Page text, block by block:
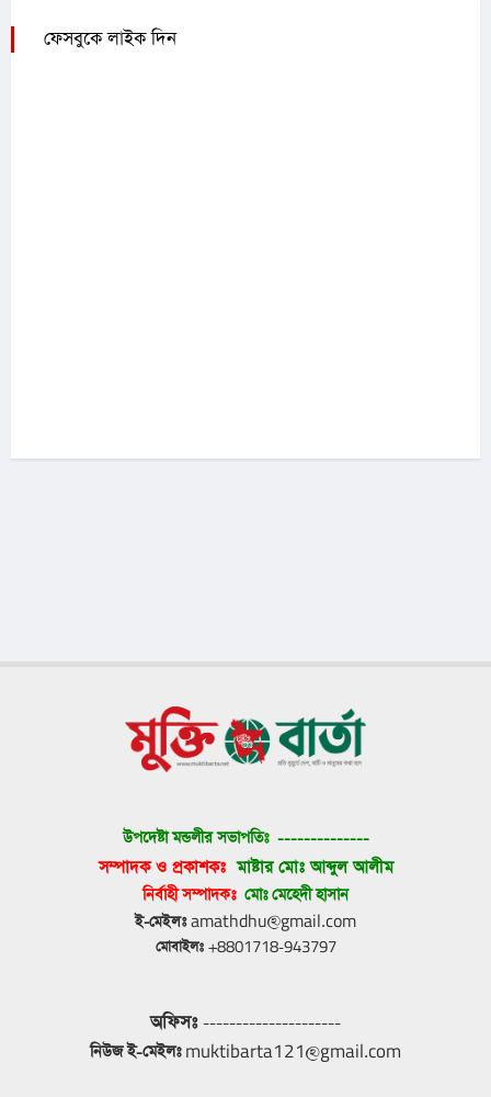
ফেসবুকে লাইক দিন
উপদেষ্টা মন্ডলীর সভাপতিঃ --------------
সম্পাদক ও প্রকাশকঃ মাষ্টার মোঃ আব্দুল আলীম
নির্বাহী সম্পাদকঃ মোঃ মেহেদী হাসান
ই-মেইলঃ amathdhu@gmail.com
মোবাইলঃ +8801718-943797
অফিসঃ ---------------------
নিউজ ই-মেইলঃ muktibarta121@gmail.com